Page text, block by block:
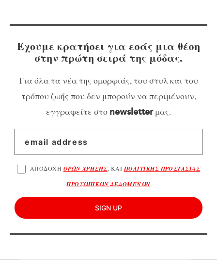
Έχουμε κρατήσει για εσάς μια θέση
στην πρώτη σειρά της μόδας.
Για όλα τα νέα της ομορφιάς, του στυλ και του
τρόπου ζωής που δεν μπορούν να περιμένουν,
εγγραφείτε στο newsletterμας.
ΑΠΟΔΟΧΗ ΟΡΩΝ ΧΡΗΣΗΣ, ΚΑΙ ΠΟΛΙΤΙΚΗΣ ΠΡΟΣΤΑΣΙΑΣ
ΠΡΟΣΩΠΙΚΩΝ ΔΕΔΟΜΕΝΩΝ
SIGN UP